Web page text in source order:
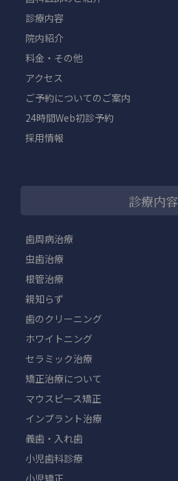
診療内容
院内紹介
料金・その他
アクセス
ご予約についてのご案内
24時間Web初診予約
採用情報
診療内容
歯周病治療
虫歯治療
根管治療
親知らず
歯のクリーニング
ホワイトニング
セラミック治療
矯正治療について
マウスピース矯正
インプラント治療
義歯・入れ歯
小児歯科診療